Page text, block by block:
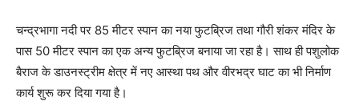
चन्द्रभागा नदी पर 85 मीटर स्पान का नया फुटब्रिज तथा गौरी शंकर मंदिर के
पास 50 मीटर स्पान का एक अन्य फुटब्रिज बनाया जा रहा है। साथ ही पशुलोक
बैराज के डाउनस्ट्रीम क्षेत्र में नए आस्था पथ और वीरभद्र घाट का भी निर्माण
कार्य शुरू कर दिया गया है।